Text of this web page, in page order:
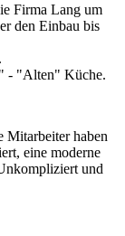
Firma Lang um
den Einbau bis
- "Alten" Küche.
Mitarbeiter haben
eine moderne
und